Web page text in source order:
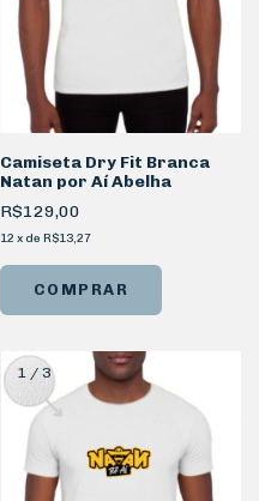
Camiseta Dry Fit Branca
Natan por Aí Abelha
R$129,00
12 x de R$13,27
COMPRAR
1 / 3